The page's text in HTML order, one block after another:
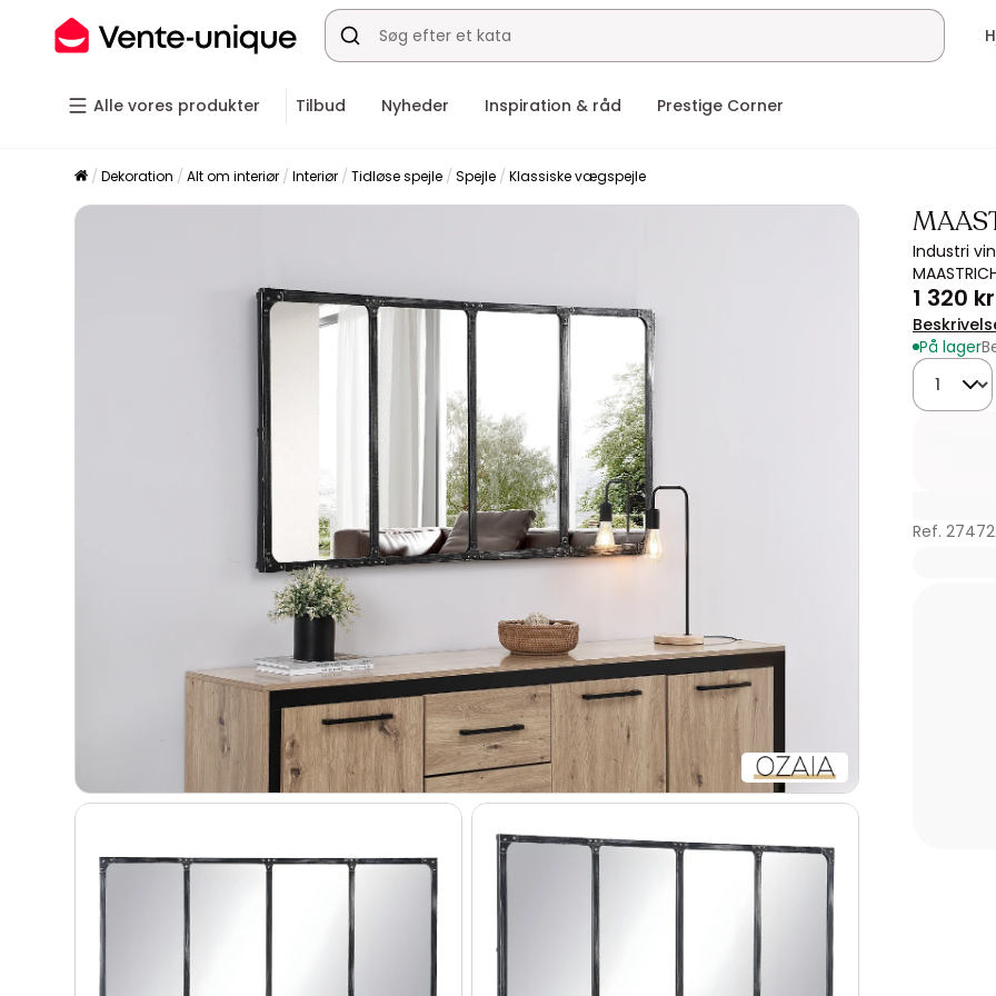
Alle vores produkter Tilbud Nyheder Inspiration & råd Prestige Corner
Dekoration Alt om interiør Interiør Tidløse spejle Spejle Klassiske vægspejle
Industri
1 320
På lager
Mængde
Ref.